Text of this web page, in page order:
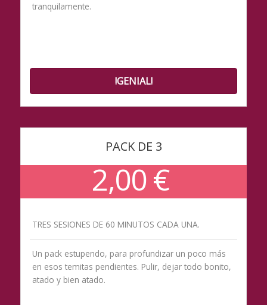
tranquilamente.
!GENIAL!
PACK DE 3
2,00 €
TRES SESIONES DE 60 MINUTOS CADA UNA.
Un pack estupendo, para profundizar un poco más
en esos temitas pendientes. Pulir, dejar todo bonito,
atado y bien atado.